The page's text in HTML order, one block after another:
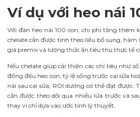
Ví dụ với heo nái
Với đàn heo nái 100 con, chi phí tăng thêm
chelate cần được tính theo liều bổ sung,
giá premix và lượng thức ăn tiêu thụ thực tế
Nếu chelate giúp cải thiện các chỉ tiêu như
đồng đều heo con, tỷ lệ sống trước cai sữa
nái sau cai sữa, ROI dương có thể đạt được.
cần được theo dõi qua nhiều lứa trước và
thay vì chỉ dựa vào ước tính lý thuyết.